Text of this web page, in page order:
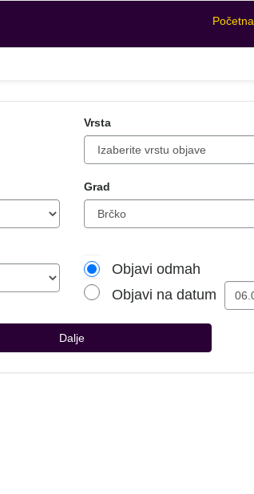
Početna
Vrsta
Grad
Objavi odmah
Objavi na datum
Dalje